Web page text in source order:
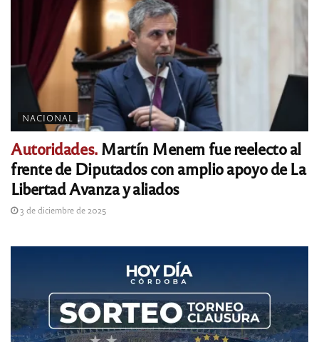
NACIONAL
Autoridades.Martín Menem fue reelecto al
frente de Diputados con amplio apoyo de La
Libertad Avanza y aliados
3 de diciembre de 2025